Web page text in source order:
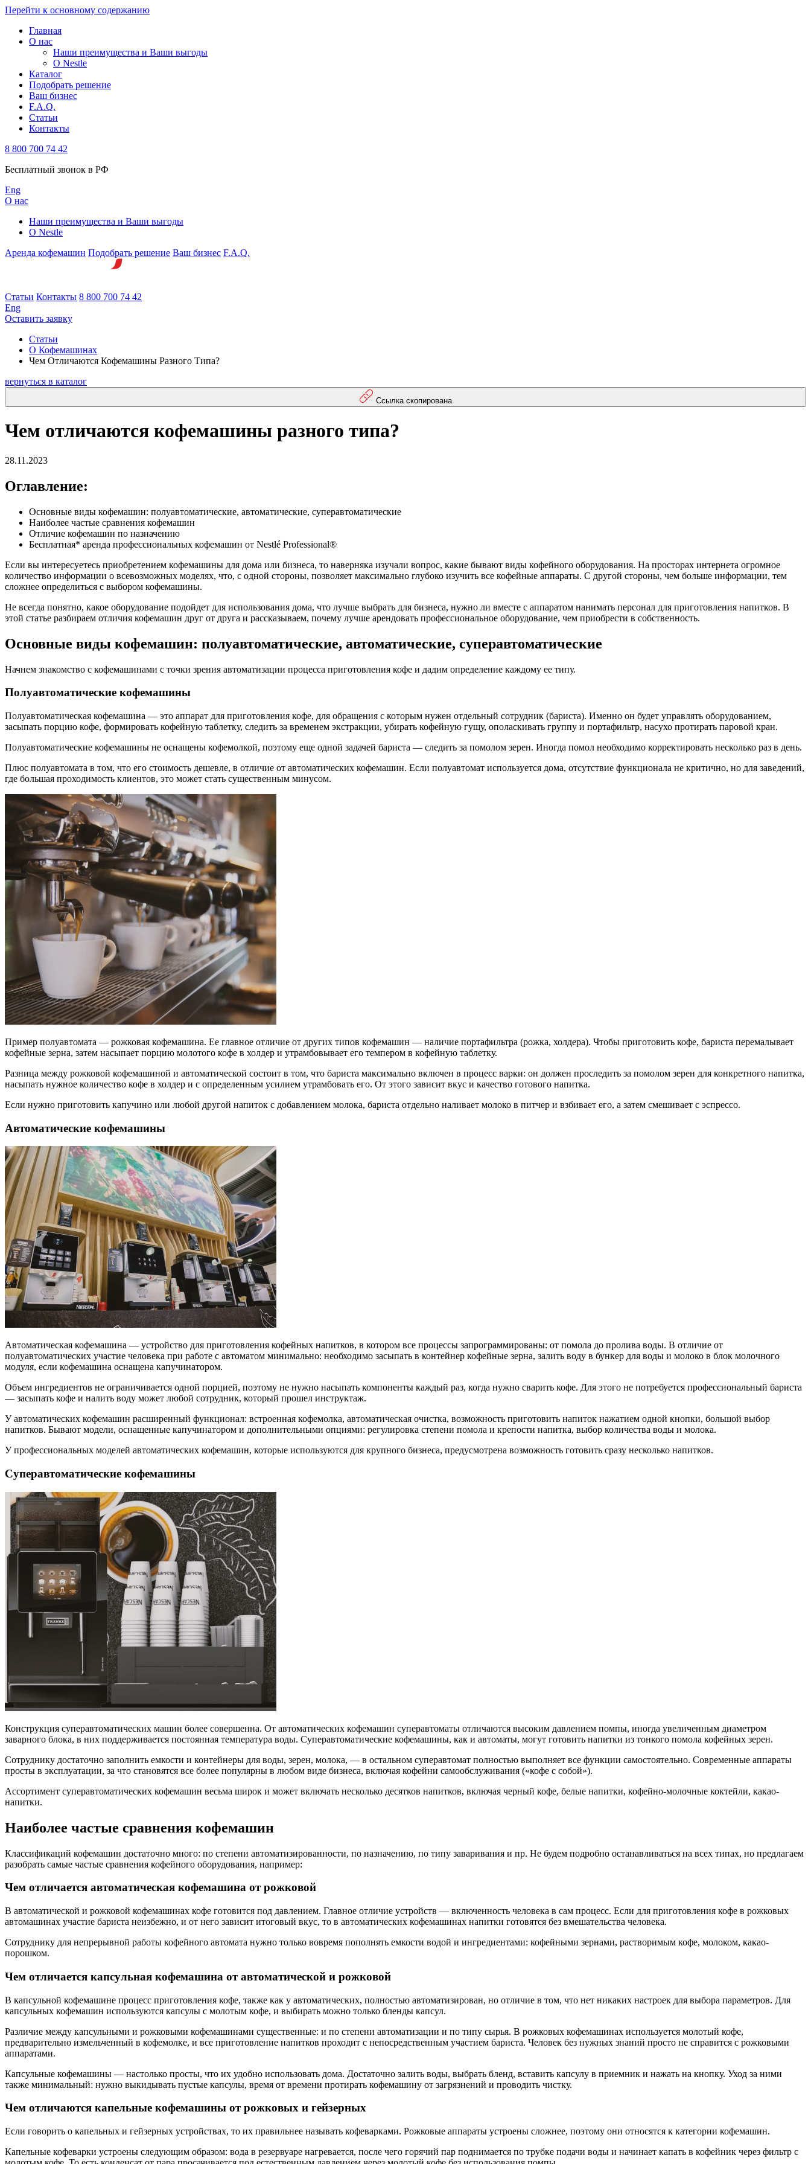
Перейти к основному содержанию
Главная
О нас
Наши преимущества и Ваши выгоды
О Nestle
Каталог
Подобрать решение
Ваш бизнес
F.A.Q.
Статьи
Контакты
8 800 700 74 42
Бесплатный звонок в РФ
Eng
О нас
Наши преимущества и Ваши выгоды
О Nestle
Аренда кофемашин Подобрать решение Ваш бизнес F.A.Q.
Статьи Контакты 8 800 700 74 42
Eng
Оставить заявку
Статьи
О Кофемашинах
Чем Отличаются Кофемашины Разного Типа?
вернуться в каталог
Ссылка скопирована
Чем отличаются кофемашины разного типа?
28.11.2023
Оглавление:
Основные виды кофемашин: полуавтоматические, автоматические, суперавтоматические
Наиболее частые сравнения кофемашин
Отличие кофемашин по назначению
Бесплатная* аренда профессиональных кофемашин от Nestlé Professional®
Если вы интересуетесь приобретением кофемашины для дома или бизнеса, то наверняка изучали вопрос, какие бывают виды кофейного оборудования. На просторах интернета огромное
количество информации о всевозможных моделях, что, с одной стороны, позволяет максимально глубоко изучить все кофейные аппараты. С другой стороны, чем больше информации, тем
сложнее определиться с выбором кофемашины.
Не всегда понятно, какое оборудование подойдет для использования дома, что лучше выбрать для бизнеса, нужно ли вместе с аппаратом нанимать персонал для приготовления напитков. В
этой статье разбираем отличия кофемашин друг от друга и рассказываем, почему лучше арендовать профессиональное оборудование, чем приобрести в собственность.
Основные виды кофемашин: полуавтоматические, автоматические, суперавтоматические
Начнем знакомство с кофемашинами с точки зрения автоматизации процесса приготовления кофе и дадим определение каждому ее типу.
Полуавтоматические кофемашины
Полуавтоматическая кофемашина — это аппарат для приготовления кофе, для обращения с которым нужен отдельный сотрудник (бариста). Именно он будет управлять оборудованием,
засыпать порцию кофе, формировать кофейную таблетку, следить за временем экстракции, убирать кофейную гущу, ополаскивать группу и портафильтр, насухо протирать паровой кран.
Полуавтоматические кофемашины не оснащены кофемолкой, поэтому еще одной задачей бариста — следить за помолом зерен. Иногда помол необходимо корректировать несколько раз в день.
Плюс полуавтомата в том, что его стоимость дешевле, в отличие от автоматических кофемашин. Если полуавтомат используется дома, отсутствие функционала не критично, но для заведений,
где большая проходимость клиентов, это может стать существенным минусом.
Пример полуавтомата — рожковая кофемашина. Ее главное отличие от других типов кофемашин — наличие портафильтра (рожка, холдера). Чтобы приготовить кофе, бариста перемалывает
кофейные зерна, затем насыпает порцию молотого кофе в холдер и утрамбовывает его темпером в кофейную таблетку.
Разница между рожковой кофемашиной и автоматической состоит в том, что бариста максимально включен в процесс варки: он должен проследить за помолом зерен для конкретного напитка,
насыпать нужное количество кофе в холдер и с определенным усилием утрамбовать его. От этого зависит вкус и качество готового напитка.
Если нужно приготовить капучино или любой другой напиток с добавлением молока, бариста отдельно наливает молоко в питчер и взбивает его, а затем смешивает с эспрессо.
Автоматические кофемашины
Автоматическая кофемашина — устройство для приготовления кофейных напитков, в котором все процессы запрограммированы: от помола до пролива воды. В отличие от
полуавтоматических участие человека при работе с автоматом минимально: необходимо засыпать в контейнер кофейные зерна, залить воду в бункер для воды и молоко в блок молочного
модуля, если кофемашина оснащена капучинатором.
Объем ингредиентов не ограничивается одной порцией, поэтому не нужно насыпать компоненты каждый раз, когда нужно сварить кофе. Для этого не потребуется профессиональный бариста
— засыпать кофе и налить воду может любой сотрудник, который прошел инструктаж.
У автоматических кофемашин расширенный функционал: встроенная кофемолка, автоматическая очистка, возможность приготовить напиток нажатием одной кнопки, большой выбор
напитков. Бывают модели, оснащенные капучинатором и дополнительными опциями: регулировка степени помола и крепости напитка, выбор количества воды и молока.
У профессиональных моделей автоматических кофемашин, которые используются для крупного бизнеса, предусмотрена возможность готовить сразу несколько напитков.
Суперавтоматические кофемашины
Конструкция суперавтоматических машин более совершенна. От автоматических кофемашин суперавтоматы отличаются высоким давлением помпы, иногда увеличенным диаметром
заварного блока, в них поддерживается постоянная температура воды. Суперавтоматические кофемашины, как и автоматы, могут готовить напитки из тонкого помола кофейных зерен.
Сотруднику достаточно заполнить емкости и контейнеры для воды, зерен, молока, — в остальном суперавтомат полностью выполняет все функции самостоятельно. Современные аппараты
просты в эксплуатации, за что становятся все более популярны в любом виде бизнеса, включая кофейни самообслуживания («кофе с собой»).
Ассортимент суперавтоматических кофемашин весьма широк и может включать несколько десятков напитков, включая черный кофе, белые напитки, кофейно-молочные коктейли, какао-
напитки.
Наиболее частые сравнения кофемашин
Классификаций кофемашин достаточно много: по степени автоматизированности, по назначению, по типу заваривания и пр. Не будем подробно останавливаться на всех типах, но предлагаем
разобрать самые частые сравнения кофейного оборудования, например:
Чем отличается автоматическая кофемашина от рожковой
В автоматической и рожковой кофемашинах кофе готовится под давлением. Главное отличие устройств — включенность человека в сам процесс. Если для приготовления кофе в рожковых
автомашинах участие бариста неизбежно, и от него зависит итоговый вкус, то в автоматических кофемашинах напитки готовятся без вмешательства человека.
Сотруднику для непрерывной работы кофейного автомата нужно только вовремя пополнять емкости водой и ингредиентами: кофейными зернами, растворимым кофе, молоком, какао-
порошком.
Чем отличается капсульная кофемашина от автоматической и рожковой
В капсульной кофемашине процесс приготовления кофе, также как у автоматических, полностью автоматизирован, но отличие в том, что нет никаких настроек для выбора параметров. Для
капсульных кофемашин используются капсулы с молотым кофе, и выбирать можно только бленды капсул.
Различие между капсульными и рожковыми кофемашинами существенные: и по степени автоматизации и по типу сырья. В рожковых кофемашинах используется молотый кофе,
предварительно измельченный в кофемолке, и все приготовление напитков проходит с непосредственным участием бариста. Человек без нужных знаний просто не справится с рожковыми
аппаратами.
Капсульные кофемашины — настолько просты, что их удобно использовать дома. Достаточно залить воды, выбрать бленд, вставить капсулу в приемник и нажать на кнопку. Уход за ними
также минимальный: нужно выкидывать пустые капсулы, время от времени протирать кофемашину от загрязнений и проводить чистку.
Чем отличаются капельные кофемашины от рожковых и гейзерных
Если говорить о капельных и гейзерных устройствах, то их правильнее называть кофеварками. Рожковые аппараты устроены сложнее, поэтому они относятся к категории кофемашин.
Капельные кофеварки устроены следующим образом: вода в резервуаре нагревается, после чего горячий пар поднимается по трубке подачи воды и начинает капать в кофейник через фильтр с